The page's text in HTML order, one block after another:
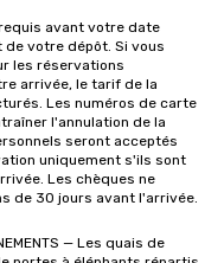
avant votre date
votre dépôt. Si vous
les réservations
arrivée, le tarif de la
Les numéros de carte
l'annulation de la
seront acceptés
uniquement s'ils sont
Les chèques ne
de 30 jours avant l'arrivée.
— Les quais de